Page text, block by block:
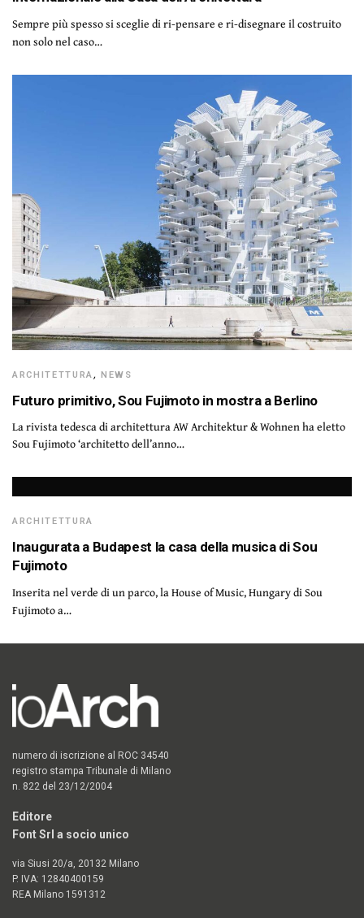
Sempre più spesso si sceglie di ri-pensare e ri-disegnare il costruito
non solo nel caso…
ARCHITETTURA,NEWS
Futuro primitivo, Sou Fujimoto in mostra a Berlino
La rivista tedesca di architettura AW Architektur & Wohnen ha eletto
Sou Fujimoto ‘architetto dell’anno…
ARCHITETTURA
Inaugurata a Budapest la casa della musica di Sou
Fujimoto
Inserita nel verde di un parco, la House of Music, Hungary di Sou
Fujimoto a…
numero di iscrizione al ROC 34540
registro stampa Tribunale di Milano
n. 822 del 23/12/2004
Editore
Font Srl a socio unico
via Siusi 20/a, 20132 Milano
P. IVA: 12840400159
REA Milano 1591312